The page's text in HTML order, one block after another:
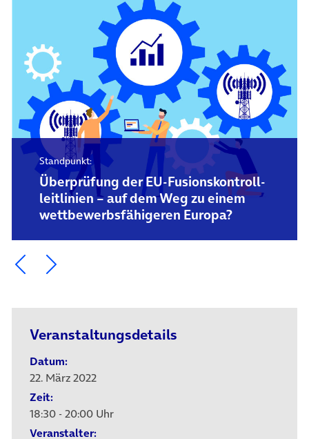
Standpunkt:
Überprüfung der EU-Fusions­kontroll­
leitlinien – auf dem Weg zu einem
wettbewerbs­fähigeren Europa?
Ein Element zurück blättern
Ein Element weiter blättern
Veranstaltungsdetails
Datum:
22. März 2022
Zeit:
18:30 - 20:00 Uhr
Veranstalter: